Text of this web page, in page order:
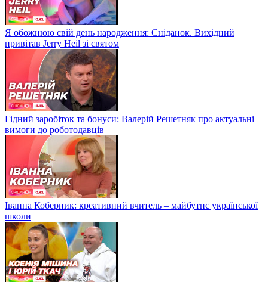
Я обожнюю свій день народження: Сніданок. Вихідний
привітав Jerry Heil зі святом
Гідний заробіток та бонуси: Валерій Решетняк про актуальні
вимоги до роботодавців
Іванна Коберник: креативний вчитель – майбутнє української
школи